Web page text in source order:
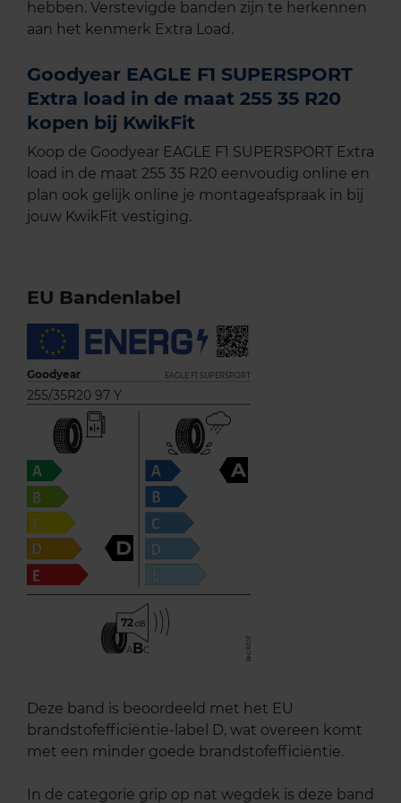
hebben. Verstevigde banden zijn te herkennen
aan het kenmerk Extra Load.
Goodyear EAGLE F1 SUPERSPORT
Extra load in de maat 255 35 R20
kopen bij KwikFit
Koop de Goodyear EAGLE F1 SUPERSPORT Extra
load in de maat 255 35 R20 eenvoudig online en
plan ook gelijk online je montageafspraak in bij
jouw KwikFit vestiging.
EU Bandenlabel
Goodyear EAGLE F1 SUPERSPORT
255/35R20 97 Y
D
A
72
ABC
Deze band is beoordeeld met het EU
brandstofefficiëntie-label D, wat overeen komt
met een minder goede brandstofefficiëntie.
In de categorie grip op nat wegdek is deze band